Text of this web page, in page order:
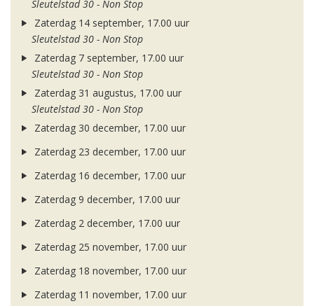
Sleutelstad 30 - Non Stop
Zaterdag 14 september, 17.00 uur
Sleutelstad 30 - Non Stop
Zaterdag 7 september, 17.00 uur
Sleutelstad 30 - Non Stop
Zaterdag 31 augustus, 17.00 uur
Sleutelstad 30 - Non Stop
Zaterdag 30 december, 17.00 uur
Zaterdag 23 december, 17.00 uur
Zaterdag 16 december, 17.00 uur
Zaterdag 9 december, 17.00 uur
Zaterdag 2 december, 17.00 uur
Zaterdag 25 november, 17.00 uur
Zaterdag 18 november, 17.00 uur
Zaterdag 11 november, 17.00 uur